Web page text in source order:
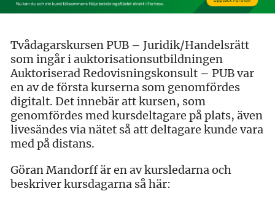
Tvådagarskursen PUB – Juridik/Handelsrätt
som ingår i auktorisationsutbildningen
Auktoriserad Redovisningskonsult – PUB var
en av de första kurserna som genomfördes
digitalt. Det innebär att kursen, som
genomfördes med kursdeltagare på plats, även
livesändes via nätet så att deltagare kunde vara
med på distans.
Göran Mandorff är en av kursledarna och
beskriver kursdagarna så här: